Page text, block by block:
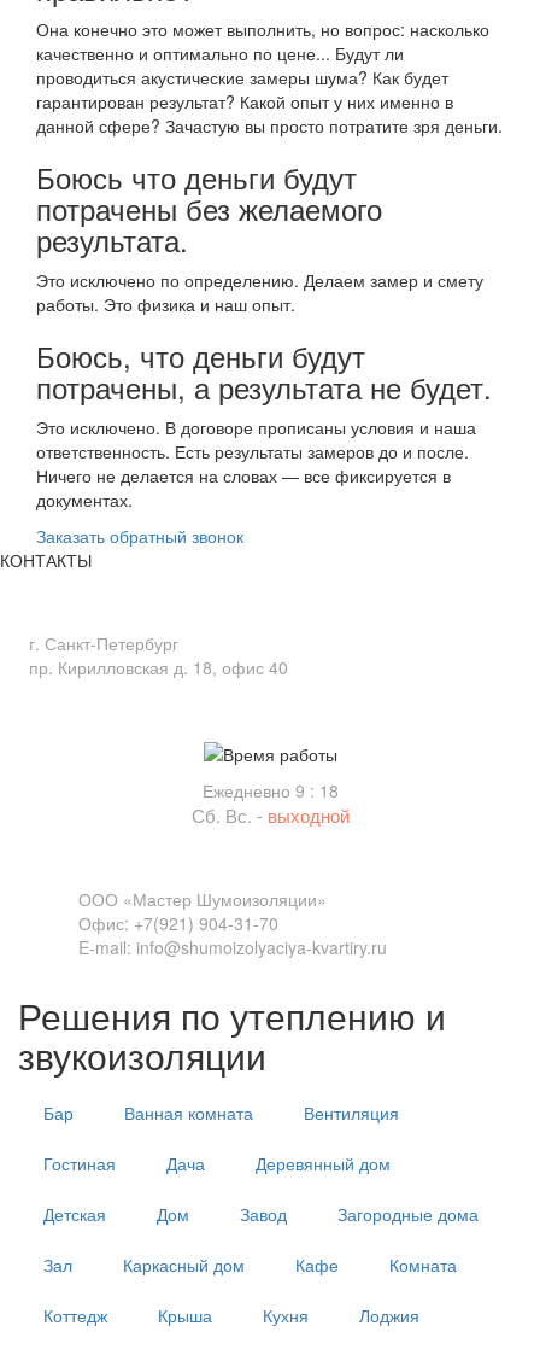
Она конечно это может выполнить, но вопрос: насколько
качественно и оптимально по цене... Будут ли
проводиться акустические замеры шума? Как будет
гарантирован результат? Какой опыт у них именно в
данной сфере? Зачастую вы просто потратите зря деньги.
Боюсь что деньги будут
потрачены без желаемого
результата.
Это исключено по определению. Делаем замер и смету
работы. Это физика и наш опыт.
Боюсь, что деньги будут
потрачены, а результата не будет.
Это исключено. В договоре прописаны условия и наша
ответственность. Есть результаты замеров до и после.
Ничего не делается на словах — все фиксируется в
документах.
Заказать обратный звонок
КОНТАКТЫ
г. Санкт-Петербург
пр. Кирилловская д. 18, офис 40
Ежедневно 9 : 18
Сб. Вс. - выходной
ООО «Мастер Шумоизоляции»
Офис: +7(921) 904-31-70
E-mail: info@shumoizolyaciya-kvartiry.ru
Решения по утеплению и
звукоизоляции
Бар Ванная комната Вентиляция
Гостиная Дача Деревянный дом
Детская Дом Завод Загородные дома
Зал Каркасный дом Кафе Комната
Коттедж Крыша Кухня Лоджия